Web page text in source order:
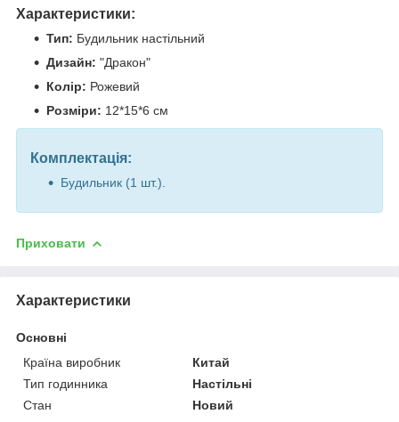
Характеристики:
Тип: Будильник настільний
Дизайн: "Дракон"
Колір: Рожевий
Розміри: 12*15*6 см
Комплектація:
Будильник (1 шт.).
Приховати
Характеристики
Основні
Країна виробник
Китай
Тип годинника
Настільні
Стан
Новий